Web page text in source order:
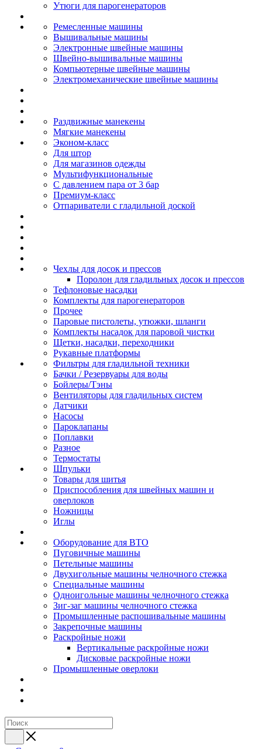
Утюги для парогенераторов
Ремесленные машины
Вышивальные машины
Электронные швейные машины
Швейно-вышивальные машины
Компьютерные швейные машины
Электромеханические швейные машины
Раздвижные манекены
Мягкие манекены
Эконом-класс
Для штор
Для магазинов одежды
Мультифункциональные
С давлением пара от 3 бар
Премиум-класс
Отпариватели с гладильной доской
Чехлы для досок и прессов
Поролон для гладильных досок и прессов
Тефлоновые насадки
Комплекты для парогенераторов
Прочее
Паровые пистолеты, утюжки, шланги
Комплекты насадок для паровой чистки
Щетки, насадки, переходники
Рукавные платформы
Фильтры для гладильной техники
Бачки / Резервуары для воды
Бойлеры/Тэны
Вентиляторы для гладильных систем
Датчики
Насосы
Пароклапаны
Поплавки
Разное
Термостаты
Шпульки
Товары для шитья
Приспособления для швейных машин и
оверлоков
Ножницы
Иглы
Оборудование для ВТО
Пуговичные машины
Петельные машины
Двухигольные машины челночного стежка
Специальные машины
Одноигольные машины челночного стежка
Зиг-заг машины челночного стежка
Промышленные распошивальные машины
Закрепочные машины
Раскройные ножи
Вертикальные раскройные ножи
Дисковые раскройные ножи
Промышленные оверлоки